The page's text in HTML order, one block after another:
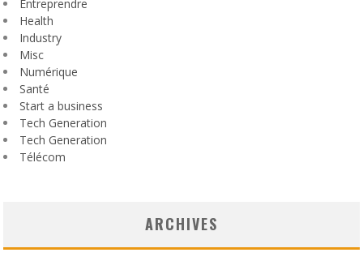
Entreprendre
Health
Industry
Misc
Numérique
Santé
Start a business
Tech Generation
Tech Generation
Télécom
ARCHIVES